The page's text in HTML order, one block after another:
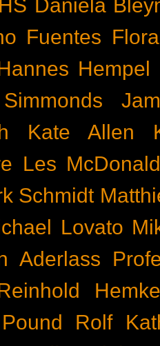
Daniela
Fuentes
Hempel
Kate Allen
Les
Schmidt
Lovato
Aderlass
Rolf